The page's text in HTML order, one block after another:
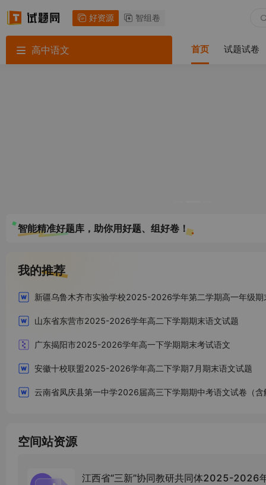
好资源 智组卷
高中语文 首页 试题试卷
智能精准好题库，助你用好题、组好卷！
我的推荐
山东省东营市2025-2026学年高二下学期期末语文试题
广东揭阳市2025-2026学年高一下学期期末考试语文
安徽十校联盟2025-2026学年高二下学期7月期末语文试题
云南省凤庆县第一中学2026届高三下学期期中考语文试卷（含
空间站资源
江西省“三新”协同教研共同体2025-2026